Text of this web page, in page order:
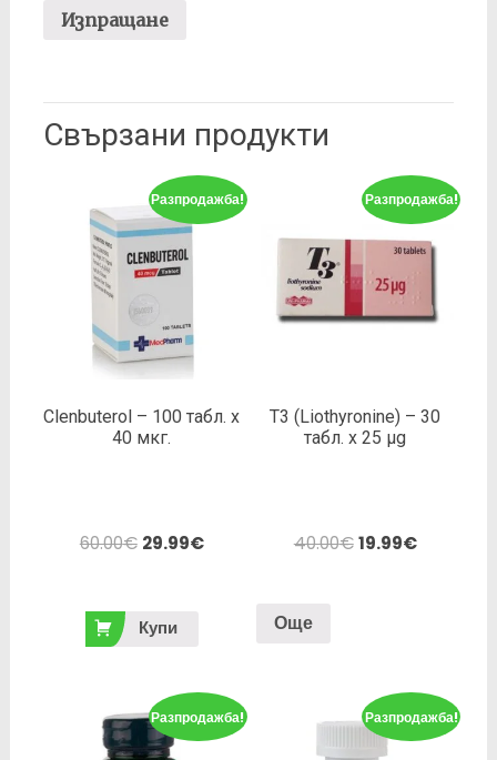
Свързани продукти
Разпродажба!
Clenbuterol – 100 табл. х
40 мкг.
60.00€ 29.99€
Купи
Разпродажба!
T3 (Liothyronine) – 30
табл. х 25 µg
40.00€ 19.99€
Още
Разпродажба! Разпродажба!